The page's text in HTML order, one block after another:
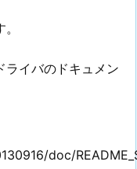
ライバのドキュメン
doc/